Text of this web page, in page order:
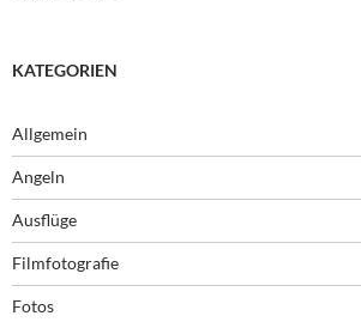
KATEGORIEN
Allgemein
Angeln
Ausflüge
Filmfotografie
Fotos